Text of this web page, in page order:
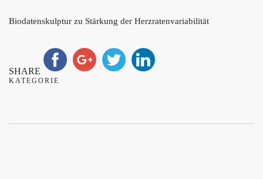
Biodatenskulptur zu Stärkung der Herzratenvariabilität
SHARE
KATEGORIE